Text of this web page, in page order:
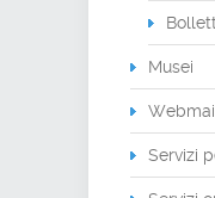
Musei
Servizi